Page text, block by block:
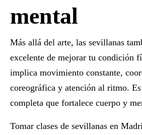
mental
Más allá del arte, las sevillanas
excelente de mejorar tu condición
implica movimiento constante,
coreográfica y atención al ritmo.
completa que fortalece cuerpo y
Tomar clases de sevillanas en